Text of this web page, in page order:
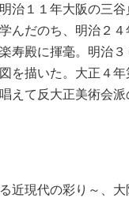
治１１年大阪の三
んだのち、明治２
寿殿に揮毫。明治
を描いた。大正４
えて反大正美術会
近現代の彩り～、